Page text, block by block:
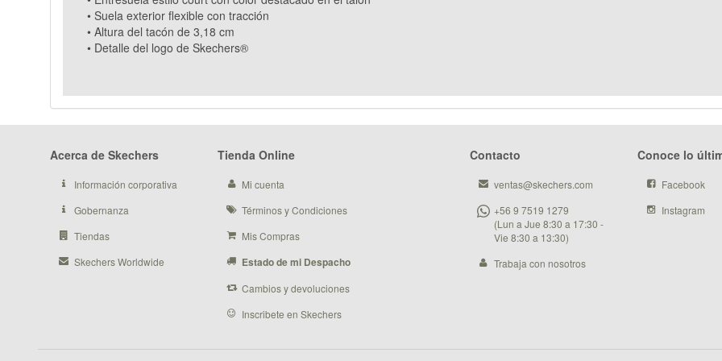
• Suela exterior flexible con tracción
• Altura del tacón de 3,18 cm
• Detalle del logo de Skechers®
Acerca de Skechers
Información corporativa
Gobernanza
Tiendas
Skechers Worldwide
Tienda Online
Mi cuenta
Términos y Condiciones
Mis Compras
Estado de mi Despacho
Cambios y devoluciones
Inscribete en Skechers
Contacto
ventas@skechers.com
+56 9 7519 1279
(Lun a Jue 8:30 a 17:30 -
Vie 8:30 a 13:30)
Trabaja con nosotros
Conoce lo
Facebook
Instagram